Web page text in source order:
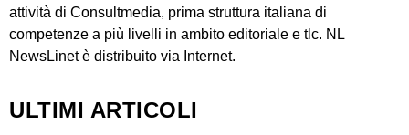
attività di Consultmedia, prima struttura italiana di
competenze a più livelli in ambito editoriale e tlc. NL
NewsLinet è distribuito via Internet.
ULTIMI ARTICOLI